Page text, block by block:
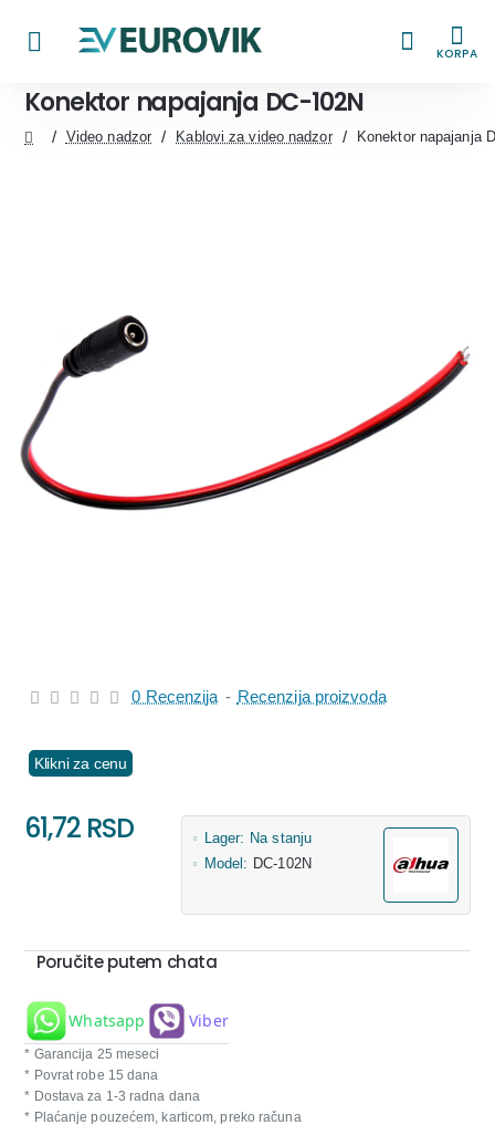
KORPA
Konektor napajanja DC-102N
Video nadzor Kablovi za video nadzor Konektor napajanja
Klikni za cenu
0 Recenzija - Recenzija proizvoda
61,72 RSD Lager: Na stanju
Model: DC-102N
Poručite putem chata
Whatsapp Viber
* Garancija 25 meseci
* Povrat robe 15 dana
* Dostava za 1-3 radna dana
* Plaćanje pouzećem, karticom, preko računa